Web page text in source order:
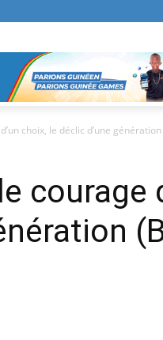
choix, le déclic d’une
courage